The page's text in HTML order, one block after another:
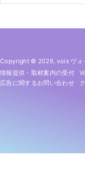
Copyright © 2026. vois ヴォ
情報提供・取材案内の受付
広告に関するお問い合わせ